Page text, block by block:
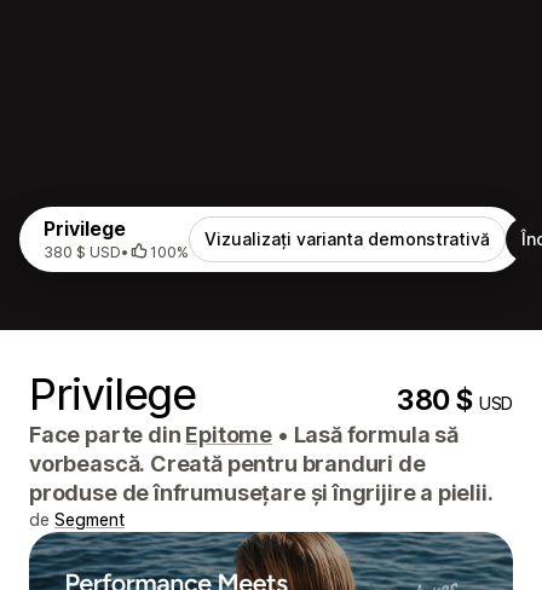
Privilege
380 $ USD• 100%
Vizualizați varianta demonstrativă
Privilege 380 $USD
Face parte din Epitome • Lasă formula să
vorbească. Creată pentru branduri de
produse de înfrumusețare și îngrijire a pielii.
de Segment